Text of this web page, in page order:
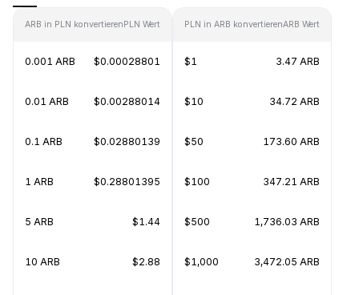
ARB in PLN konvertierenPLN Wert
0.001 ARB $0.00028801
0.01 ARB $0.00288014
0.1 ARB $0.02880139
1 ARB $0.28801395
5 ARB $1.44
10 ARB $2.88
PLN in ARB konvertierenARB Wert
$1 3.47 ARB
$10 34.72 ARB
$50 173.60 ARB
$100 347.21 ARB
$500 1,736.03 ARB
$1,000 3,472.05 ARB